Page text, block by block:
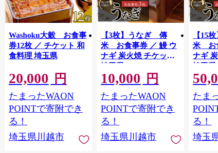
Washoku大穀 お食事
券12枚 ／ チケット 和
食料理 埼玉県
20,000 円
たまったWAON
POINTで寄附でき
る！
埼玉県川越市
【3枚】うなぎ 傳
米 お食事券 ／ 鰻 ウ
ナギ 炭火焼 チケット
埼玉県
10,000 円
たまったWAON
POINTで寄附でき
る！
埼玉県川越市
【15
米 お
ナギ
埼玉県
たま
る！
埼玉